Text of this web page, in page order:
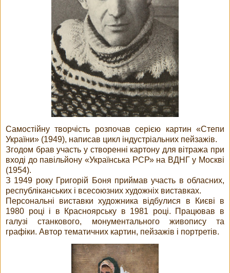
Самостійну творчість розпочав серією картин «Степи
України» (1949), написав цикл індустріальних пейзажів.
Згодом брав участь у створенні картону для вітража при
вході до павільйону «Українська РСР» на ВДНГ у Москві
(1954).
З 1949 року Григорій Боня приймав участь в обласних,
республіканських і всесоюзних художніх виставках.
Персональні виставки художника відбулися в Києві в
1980 році і в Красноярську в 1981 році. Працював в
галузі станкового, монументального живопису та
графіки. Автор тематичних картин, пейзажів і портретів.